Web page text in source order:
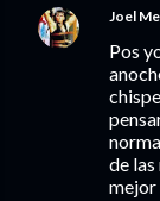
Joel
Pos
de
mejor